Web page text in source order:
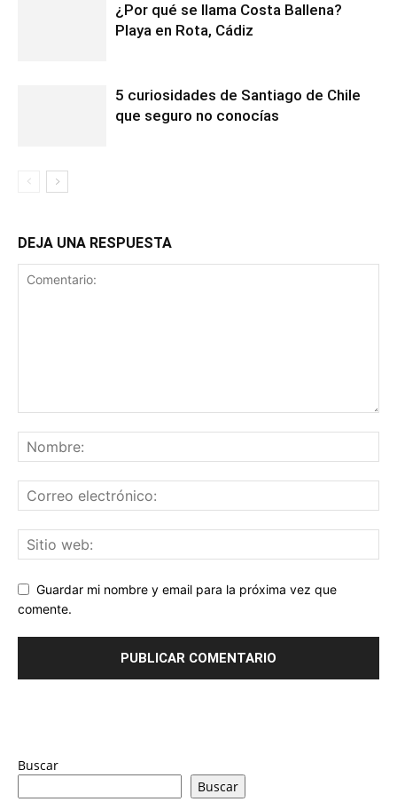
¿Por qué se llama Costa Ballena?
Playa en Rota, Cádiz
5 curiosidades de Santiago de Chile
que seguro no conocías
DEJA UNA RESPUESTA
Guardar mi nombre y email para la próxima vez que
comente.
Buscar
Buscar